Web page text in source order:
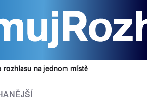
rozhlasu na jednom místě